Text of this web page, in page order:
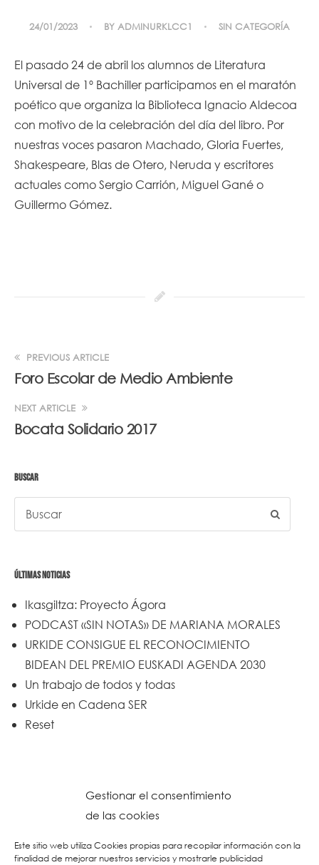
Gestionar el consentimiento
de las cookies
Este sitio web utiliza Cookies propias para recopilar información con la
finalidad de mejorar nuestros servicios y mostrarle publicidad
24/01/2023 BY ADMINURKLCC1 SIN CATEGORÍA
El pasado 24 de abril los alumnos de Literatura
Universal de 1º Bachiller participamos en el maratón
poético que organiza la Biblioteca Ignacio Aldecoa
con motivo de la celebración del día del libro. Por
nuestras voces pasaron Machado, Gloria Fuertes,
Shakespeare, Blas de Otero, Neruda y escritores
actuales como Sergio Carrión, Miguel Gané o
Guillermo Gómez.
PREVIOUS ARTICLE
Foro Escolar de Medio Ambiente
NEXT ARTICLE
Bocata Solidario 2017
BUSCAR
ÚLTIMAS NOTICIAS
Ikasgiltza: Proyecto Ágora
PODCAST «SIN NOTAS» DE MARIANA MORALES
URKIDE CONSIGUE EL RECONOCIMIENTO
BIDEAN DEL PREMIO EUSKADI AGENDA 2030
Un trabajo de todos y todas
Urkide en Cadena SER
Reset